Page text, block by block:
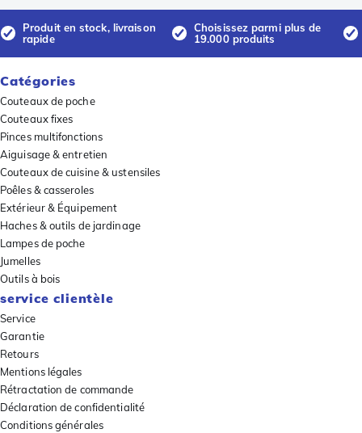
Produit en stock, livraison
rapide
Choisissez parmi plus de
19.000 produits
Catégories
Couteaux de poche
Couteaux fixes
Pinces multifonctions
Aiguisage & entretien
Couteaux de cuisine & ustensiles
Poêles & casseroles
Extérieur & Équipement
Haches & outils de jardinage
Lampes de poche
Jumelles
Outils à bois
service clientèle
Service
Garantie
Retours
Mentions légales
Rétractation de commande
Déclaration de confidentialité
Conditions générales